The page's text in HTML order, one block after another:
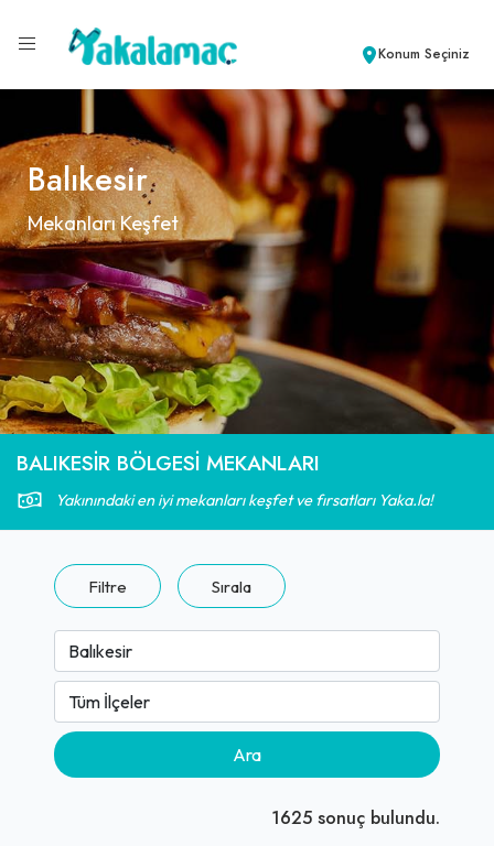
Konum Seçiniz
Balıkesir
Mekanları Keşfet
BALIKESIR BÖLGESI MEKANLARI
Yakınındaki en iyi mekanları keşfet ve fırsatları Yaka.la!
Filtre Sırala
Ara
1625 sonuç bulundu.